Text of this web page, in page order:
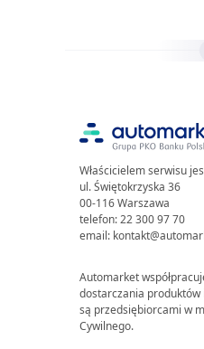
Właścicielem serwisu
ul. Świętokrzyska 36
00-116 Warszawa
telefon: 22 300 97 70
email:
Automarket
dostarczania produktów
są przedsiębiorcami w
Cywilnego.